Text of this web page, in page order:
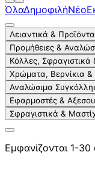
ΌλαΔημοφιλήΝέο
Λειαντικά &
Προμήθειες &
Κόλλες, Σφραγιστικά
Χρώματα, Βερνίκια &
Αναλώσιμα
Εφαρμοστές &
Σφραγιστικά &
Εμφανίζονται 1-